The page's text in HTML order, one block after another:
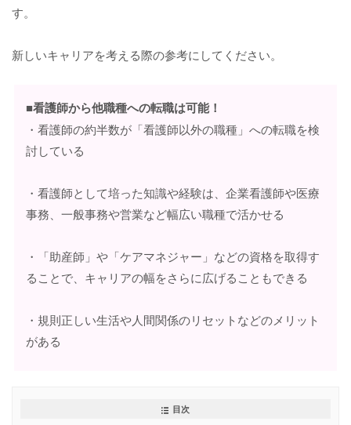
す。
新しいキャリアを考える際の参考にしてください。
■看護師から他職種への転職は可能！
・看護師の約半数が「看護師以外の職種」への転職を検
討している
・看護師として培った知識や経験は、企業看護師や医療
事務、一般事務や営業など幅広い職種で活かせる
・「助産師」や「ケアマネジャー」などの資格を取得す
ることで、キャリアの幅をさらに広げることもできる
・規則正しい生活や人間関係のリセットなどのメリット
がある
目次